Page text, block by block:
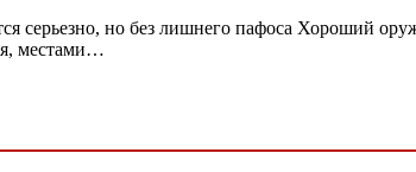
серьезно, но без лишнего пафоса Хороший
местами…